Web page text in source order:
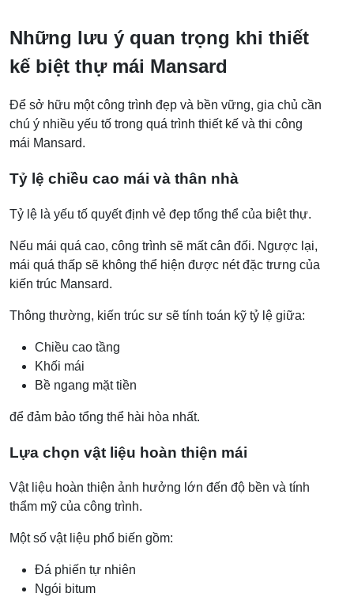
Những lưu ý quan trọng khi thiết
kế biệt thự mái Mansard
Để sở hữu một công trình đẹp và bền vững, gia chủ cần
chú ý nhiều yếu tố trong quá trình thiết kế và thi công
mái Mansard.
Tỷ lệ chiều cao mái và thân nhà
Tỷ lệ là yếu tố quyết định vẻ đẹp tổng thể của biệt thự.
Nếu mái quá cao, công trình sẽ mất cân đối. Ngược lại,
mái quá thấp sẽ không thể hiện được nét đặc trưng của
kiến trúc Mansard.
Thông thường, kiến trúc sư sẽ tính toán kỹ tỷ lệ giữa:
Chiều cao tầng
Khối mái
Bề ngang mặt tiền
để đảm bảo tổng thể hài hòa nhất.
Lựa chọn vật liệu hoàn thiện mái
Vật liệu hoàn thiện ảnh hưởng lớn đến độ bền và tính
thẩm mỹ của công trình.
Một số vật liệu phổ biến gồm:
Đá phiến tự nhiên
Ngói bitum